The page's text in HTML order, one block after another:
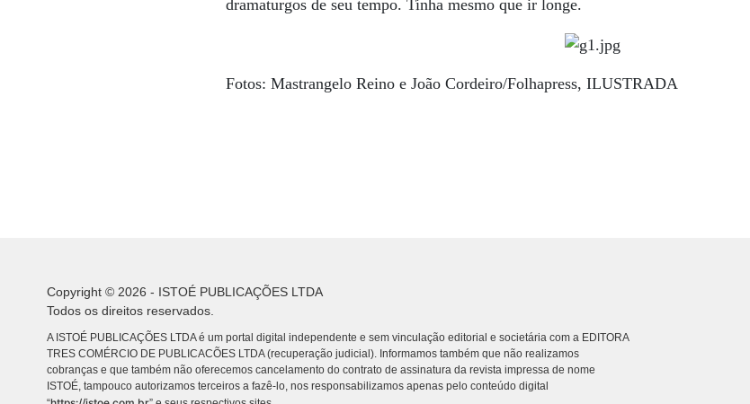
dramaturgos de seu tempo. Tinha mesmo que ir longe.
Fotos: Mastrangelo Reino e João Cordeiro/Folhapress, ILUSTRADA
Copyright © 2026 - ISTOÉ PUBLICAÇÕES LTDA
Todos os direitos reservados.
A ISTOÉ PUBLICAÇÕES LTDA é um portal digital independente e sem vinculação editorial e societária com a EDITORA
TRES COMÉRCIO DE PUBLICACÕES LTDA (recuperação judicial). Informamos também que não realizamos
cobranças e que também não oferecemos cancelamento do contrato de assinatura da revista impressa de nome
ISTOÉ, tampouco autorizamos terceiros a fazê-lo, nos responsabilizamos apenas pelo conteúdo digital